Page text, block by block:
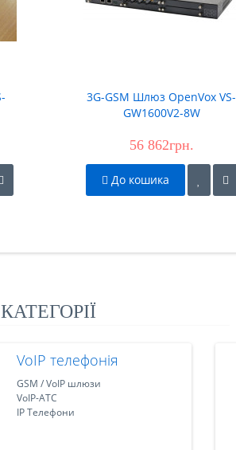
3G-GSM Шлюз OpenVox VS-
GW1600V2-8W
56 862грн.
До кошика
КАТЕГОРІЇ
VoIP телефонія
GSM / VoIP шлюзи
VoIP-АТС
IP Телефони